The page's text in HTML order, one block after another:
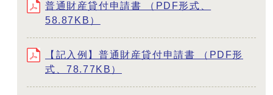
普通財産貸付申請書 （PDF形式、
58.87KB）
【記入例】普通財産貸付申請書 （PDF形
式、78.77KB）